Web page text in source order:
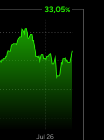
33,05%
Jul 26